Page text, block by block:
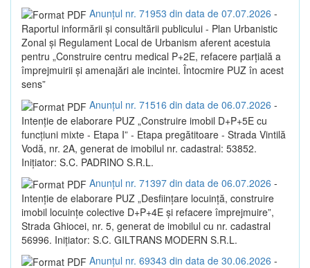
Anunțul nr. 71953 din data de 07.07.2026 -
Raportul informării și consultării publicului - Plan Urbanistic
Zonal și Regulament Local de Urbanism aferent acestuia
pentru „Construire centru medical P+2E, refacere parțială a
împrejmuirii și amenajări ale incintei. Întocmire PUZ în acest
sens”
Anunțul nr. 71516 din data de 06.07.2026 -
Intenție de elaborare PUZ „Construire imobil D+P+5E cu
funcțiuni mixte - Etapa I” - Etapa pregătitoare - Strada Vintilă
Vodă, nr. 2A, generat de imobilul nr. cadastral: 53852.
Inițiator: S.C. PADRINO S.R.L.
Anunțul nr. 71397 din data de 06.07.2026 -
Intenție de elaborare PUZ „Desființare locuință, construire
imobil locuințe colective D+P+4E și refacere împrejmuire”,
Strada Ghiocei, nr. 5, generat de imobilul cu nr. cadastral
56996. Inițiator: S.C. GILTRANS MODERN S.R.L.
Anunțul nr. 69343 din data de 30.06.2026 -